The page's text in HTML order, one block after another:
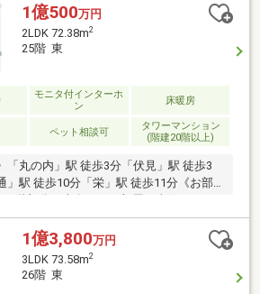
菜「デリカキッチン」「V・drug」がす
雨でも傘要らず手ぶらで夕食が揃いま
働き世帯に、毎日効く立地です。◆2026
」開業。徒歩10分圏に大型商業施設が
。西日を受けず夏も快適。栄の眺望を
村不動産「プラウドタワー」4駅4路線利
1億500万円
2LDK 72.38m2
25階 東
モニタ付インターホ
ン
床暖房
ペット相談可
タワーマンション
(階建20階以上)
「丸の内」駅 徒歩3分「伏見」駅 徒歩3
」駅 徒歩10分「栄」駅 徒歩11分《お部
マーク名古屋栄」・「中部電力MIRAI
が望めます・25階部分につき、通風・
良好◎■2LDK＋Sの72.38㎡・専有面積
2つの双方に、ウォークインクローゼッ
り、収納力が高いです。・LDK部分15帖
1億3,800万円
3LDK 73.58m2
26階 東